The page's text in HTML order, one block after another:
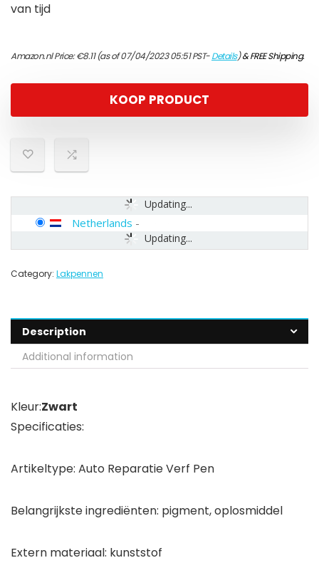
van tijd
Amazon.nl Price:€8.11(as of 07/04/2023 05:51 PST-Details)&FREE Shipping.
KOOP PRODUCT
Updating...
Updating...
Netherlands -
Category: Lakpennen
Description
Additional information
Kleur:Zwart
Specificaties:
Artikeltype: Auto Reparatie Verf Pen
Belangrijkste ingrediënten: pigment, oplosmiddel
Extern materiaal: kunststof